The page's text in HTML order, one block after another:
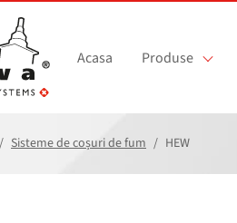
Acasa Produse
Sisteme de coșuri de fum HEW